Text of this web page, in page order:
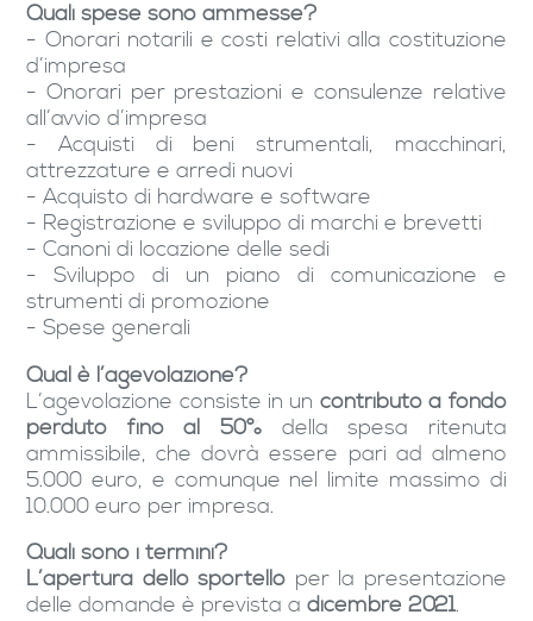
Quali spese sono ammesse?
- Onorari notarili e costi relativi alla costituzione
d’impresa
- Onorari per prestazioni e consulenze relative
all’avvio d’impresa
- Acquisti di beni strumentali, macchinari,
attrezzature e arredi nuovi
- Acquisto di hardware e software
- Registrazione e sviluppo di marchi e brevetti
- Canoni di locazione delle sedi
- Sviluppo di un piano di comunicazione e
strumenti di promozione
- Spese generali
Qual è l’agevolazione?
L’agevolazione consiste in un contributo a fondo
perduto fino al 50%della spesa ritenuta
ammissibile, che dovrà essere pari ad almeno
5.000 euro, e comunque nel limite massimo di
10.000 euro per impresa.
Quali sono i termini?
L’apertura dello sportello per la presentazione
delle domande è prevista adicembre 2021.